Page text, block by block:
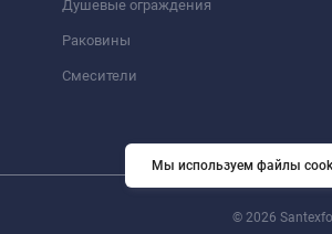
Душевые ограждения
Раковины
Смесители
© 2026
Мы используем файлы